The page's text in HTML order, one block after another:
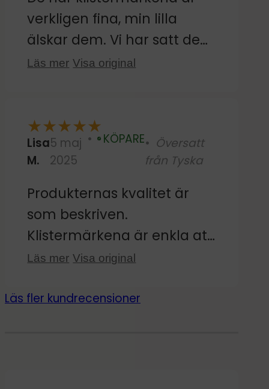
verkligen fina, min lilla
älskar dem. Vi har satt dem
på kakelplattorna vid
utan att lämna några
rester. Den enda nackdelen
är att några av de större
designerna är duplicerade;
det vore trevligt om de
speglades. Men annars är
de jättebra :)
Läs mer Visa original
★★★★★
Lisa
M.
5 maj
2025
Verifierad
KÖPARE
Översatt
från Tyska
Produkternas kvalitet är
som beskriven.
Klistermärkena är enkla att
sätta upp på väggen och
har jättekul med sitt
Läs mer Visa original
Läs fler kundrecensioner